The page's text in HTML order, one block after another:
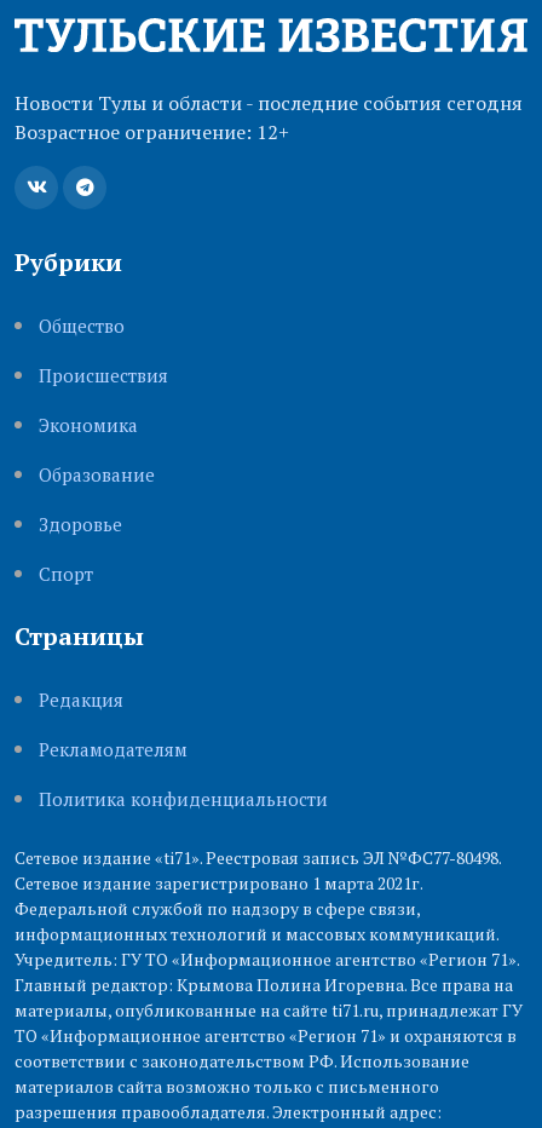
Новости Тулы и области - последние события сегодня
Возрастное ограничение: 12+
Рубрики
Общество
Происшествия
Экономика
Образование
Здоровье
Cпорт
Страницы
Редакция
Рекламодателям
Политика конфиденциальности
Сетевое издание «ti71». Реестровая запись ЭЛ №ФС77-80498.
Сетевое издание зарегистрировано 1 марта 2021г.
Федеральной службой по надзору в сфере связи,
информационных технологий и массовых коммуникаций.
Учредитель: ГУ ТО «Информационное агентство «Регион 71».
Главный редактор: Крымова Полина Игоревна. Все права на
материалы, опубликованные на сайте ti71.ru, принадлежат ГУ
ТО «Информационное агентство «Регион 71» и охраняются в
соответствии с законодательством РФ. Использование
материалов сайта возможно только с письменного
разрешения правообладателя. Электронный адрес: